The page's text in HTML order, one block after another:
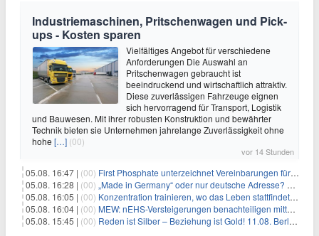
Industriemaschinen, Pritschenwagen und Pick-
ups - Kosten sparen
Vielfältiges Angebot für verschiedene
Anforderungen Die Auswahl an
Pritschenwagen gebraucht ist
beeindruckend und wirtschaftlich attraktiv.
Diese zuverlässigen Fahrzeuge eignen
sich hervorragend für Transport, Logistik
und Bauwesen. Mit ihrer robusten Konstruktion und bewährter
Technik bieten sie Unternehmen jahrelange Zuverlässigkeit ohne
hohe […] (00)
vor 14 Stunden
05.08. 16:47 | (00) First Phosphate unterzeichnet Vereinbarungen für nicht zu refundierende Zuwendungen in Höhe von 4,84 Mio. $ von der kanadischen Regierung für Straßeninfrastruktur und Stromübertragungsleitungen
05.08. 16:28 | (00) „Made in Germany“ oder nur deutsche Adresse? So erkennen Sie, wo Ihre Leiterplatten wirklich gefertigt werden
05.08. 16:05 | (00) Konzentration trainieren, wo das Leben stattfindet: Mobile EEG-Technologie bringt Neurofeedback in den Alltag
05.08. 16:04 | (00) MEW: nEHS-Versteigerungen benachteiligen mittelständische Unternehmen
05.08. 15:45 | (00) Reden ist Silber – Beziehung ist Gold! 11.08. Berlin – 18:30 Uhr